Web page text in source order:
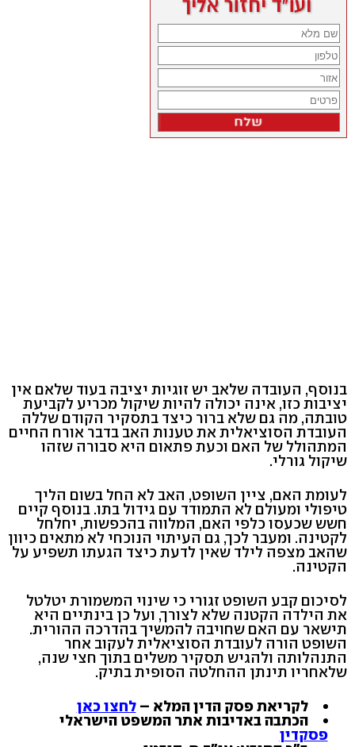
בנוסף, העובדה שלאב יש זוגיות יציבה בעוד שלאם אין
יציבות כזו, אינה יכולה להיות שיקול מכריע לקביעת
טובתה, מה גם שלא ברור כיצד בתסקיר הקודם שללה
העובדת הסוציאלית את טענות האב בדבר אורח החיים
המתהולל של האם וכעת פתאום היא סבורה שזהו
שיקול גורלי.
לעומת האם, ציין השופט, האב לא החל בשום הליך
טיפולי ומעולם לא התמודד עם גידול בתו. בנוסף קיים
חשש שכעסו כלפי האם, המלווה בהכפשות, יחלחל
לקטינה. ומעבר לכך, גם העיתוי הנוכחי לא מתאים כיוון
שהאב מצפה לילד שאין לדעת כיצד הגעתו תשפיע על
הקטינה.
לסיכום קבע השופט זגורי כי שינוי המשמורת יטלטל
את הילדה הקטנה שלא לצורך, ועל כן בינתיים היא
תישאר עם האם שחויבה להמשיך בהדרכה ההורית.
השופט הורה לעובדת הסוציאלית לעקוב אחר
התנהלותה ולהגיש תסקיר משלים בתוך חצי שנה,
שלאחריו תינתן ההחלטה הסופית בתיק.
לקריאת פסק הדין המלא –לחצו כאן
הכתבה באדיבות אתר המשפט הישראלי
פסקדין